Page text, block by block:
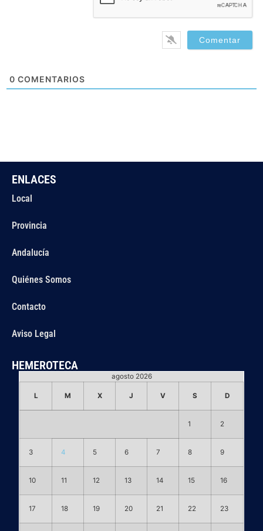
0 COMENTARIOS
ENLACES
Local
Provincia
Andalucía
Quiénes Somos
Contacto
Aviso Legal
HEMEROTECA
agosto 2026
L M X J V S D
1 2
3 4 5 6 7 8 9
10 11 12 13 14 15 16
17 18 19 20 21 22 23